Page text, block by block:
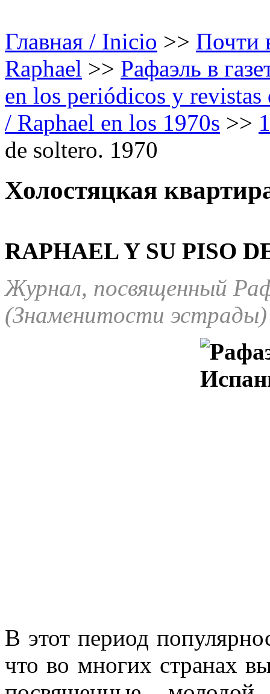
Главная / Inicio >> Почти
Raphael >> Рафаэль в
en los periódicos y
/ Raphael en los 1970s >>
de soltero. 1970
Холостяцкая
RAPHAEL Y SU PISO
Журнал, посвященный
(Знаменитости эстрады)
В этот период
что во многих странах